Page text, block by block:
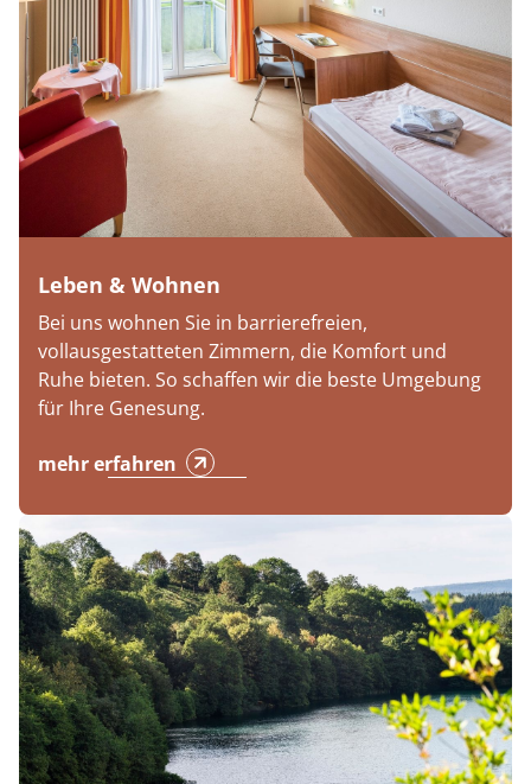
Leben & Wohnen
Bei uns wohnen Sie in barrierefreien,
vollausgestatteten Zimmern, die Komfort und
Ruhe bieten. So schaffen wir die beste Umgebung
für Ihre Genesung.
mehr erfahren